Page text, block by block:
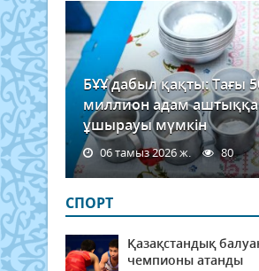
БҰҰ дабыл қақты: Тағы
миллион адам аштыққа
ұшырауы мүмкін
06 тамыз 2026 ж. 80
СПОРТ
Қазақстандық
чемпионы атанды